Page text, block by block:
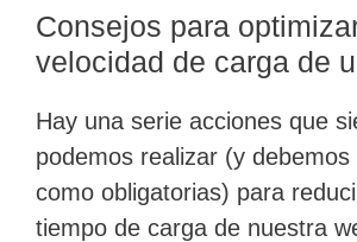
Consejos para
velocidad de carga de
Hay una serie acciones que
podemos realizar (y
como obligatorias) para
tiempo de carga de nuestra